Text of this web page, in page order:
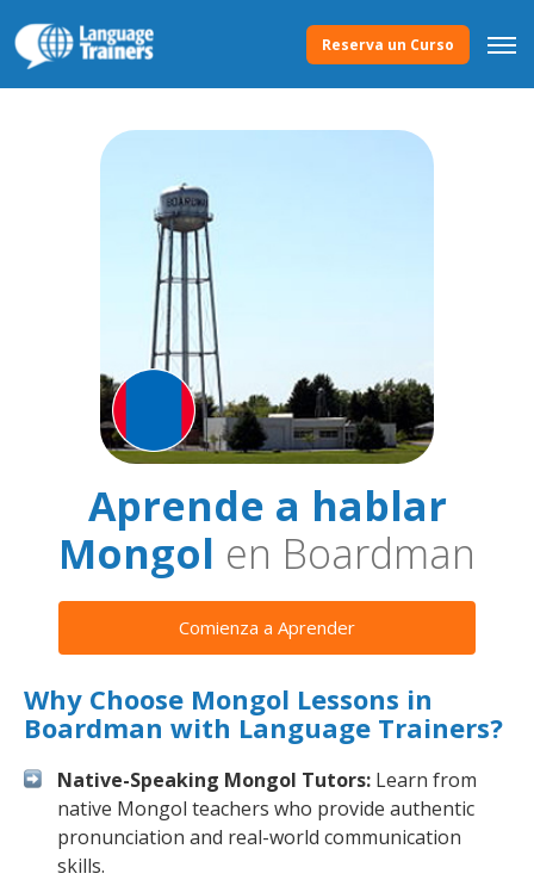
Reserva un Curso
Aprende a hablar
Mongol en Boardman
Comienza a Aprender
Why Choose Mongol Lessons in
Boardman with Language Trainers?
Native-Speaking Mongol Tutors: Learn from
native Mongol teachers who provide authentic
pronunciation and real-world communication
skills.